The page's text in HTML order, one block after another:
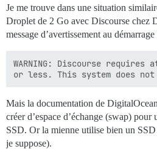
Je me trouve dans une situation
Droplet de 2 Go avec Discourse chez
message d’avertissement au
WARNING: Discourse requires
Mais la documentation de
créer d’espace d’échange (swap)
SSD. Or la mienne utilise bien un
je suppose).